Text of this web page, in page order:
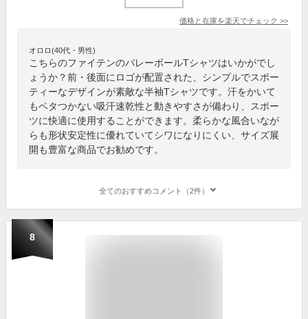
価格と在庫を楽天でチェック >>
オロロ(40代・男性)
こちらのファイテンのバレーボールTシャツはいかがでし
ょうか？前・後面にロゴが配置された、シンプルでスポー
ティーなデザインが素敵な半袖Tシャツです。汗をかいて
もベタつかない吸汗速乾性と動きやすさが備わり、スポー
ツに快適に使用することができます。柔らかな風合いなが
らも形状安定性に優れていてシワになりにくい、サイズ展
開も豊富な商品でお勧めです。
全てのおすすめコメント（2件）
8